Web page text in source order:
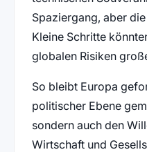
Spaziergang, aber
Kleine Schritte
globalen Risiken
So bleibt Europa
politischer Ebene
sondern auch den
Wirtschaft und